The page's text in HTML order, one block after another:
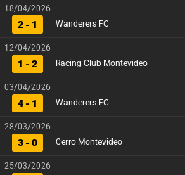
18/04/2026
2 - 1 Wanderers FC
12/04/2026
1 - 2 Racing Club Montevideo
03/04/2026
4 - 1 Wanderers FC
28/03/2026
3 - 0 Cerro Montevideo
25/03/2026